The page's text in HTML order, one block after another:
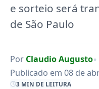
e sorteio será
de São Paulo
Por Claudio Augusto•
Publicado em 08 de
3 MIN DE LEITURA